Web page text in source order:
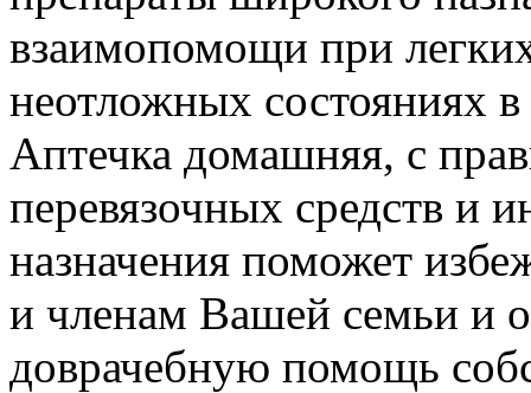
взаимопомощи при
неотложных состояниях
Аптечка домашняя, с
перевязочных средств и
назначения поможет
и членам Вашей семьи и
доврачебную помощь